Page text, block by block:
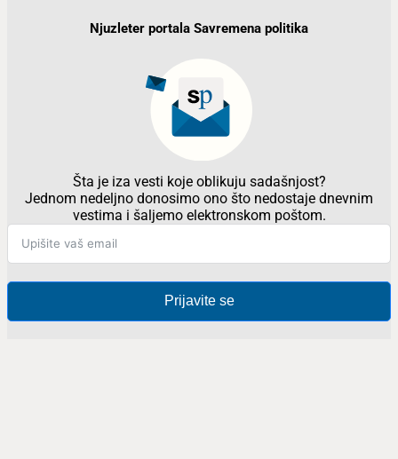
Njuzleter portala Savremena politika
Šta je iza vesti koje oblikuju sadašnjost?
Jednom nedeljno donosimo ono što nedostaje dnevnim
vestima i šaljemo elektronskom poštom.
Prijavite se